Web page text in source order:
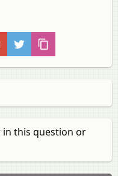
this question or